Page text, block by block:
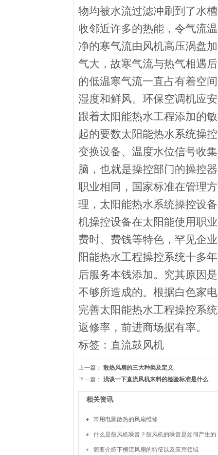
物均被水流过滤冲刷到了水
收邻近许多的热能，令气流
净的寒气流由风机高压涡盘
气大，故寒气流与热气相遇
的低温寒气流一直占有着空
湿度和鲜风。环保空调机应
跟着太阳能热水工程添加的
起的要数太阳能热水系统操
变换设备、温度水位信号收
脑，也就是操控部门的操控
职业相同，国家标准在管理
理，太阳能热水系统操控设
机操控设备在太阳能使用职
费时、费钱等特色，罕见企
阳能热水工程操控系统十多
后服务本钱添加。究其原因
不够所造成的。根据白色家
完善太阳能热水工程操控系
返修率，前进商场据有率。
标签： 直流鼓风机
上一篇： 散热风扇的三大种类及定义
下一篇： 浅谈一下直流风机来料的检验标准是什么
相关资讯
常用电脑散热的风扇维修
什么是鼓风机噪音？鼓风机的噪音是如何产生的
简要介绍下横流风扇的特征以及应用领域